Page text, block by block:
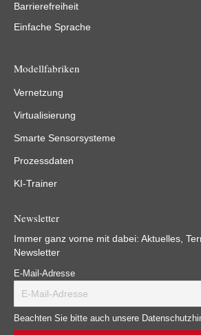
Barrierefreiheit
Einfache Sprache
Modellfabriken
Vernetzung
Virtualisierung
Smarte Sensorsysteme
Prozessdaten
KI-Trainer
Newsletter
Immer ganz vorne mit dabei: Aktuelles,
Newsletter
E-Mail-Adresse
Beachten Sie bitte auch unsere